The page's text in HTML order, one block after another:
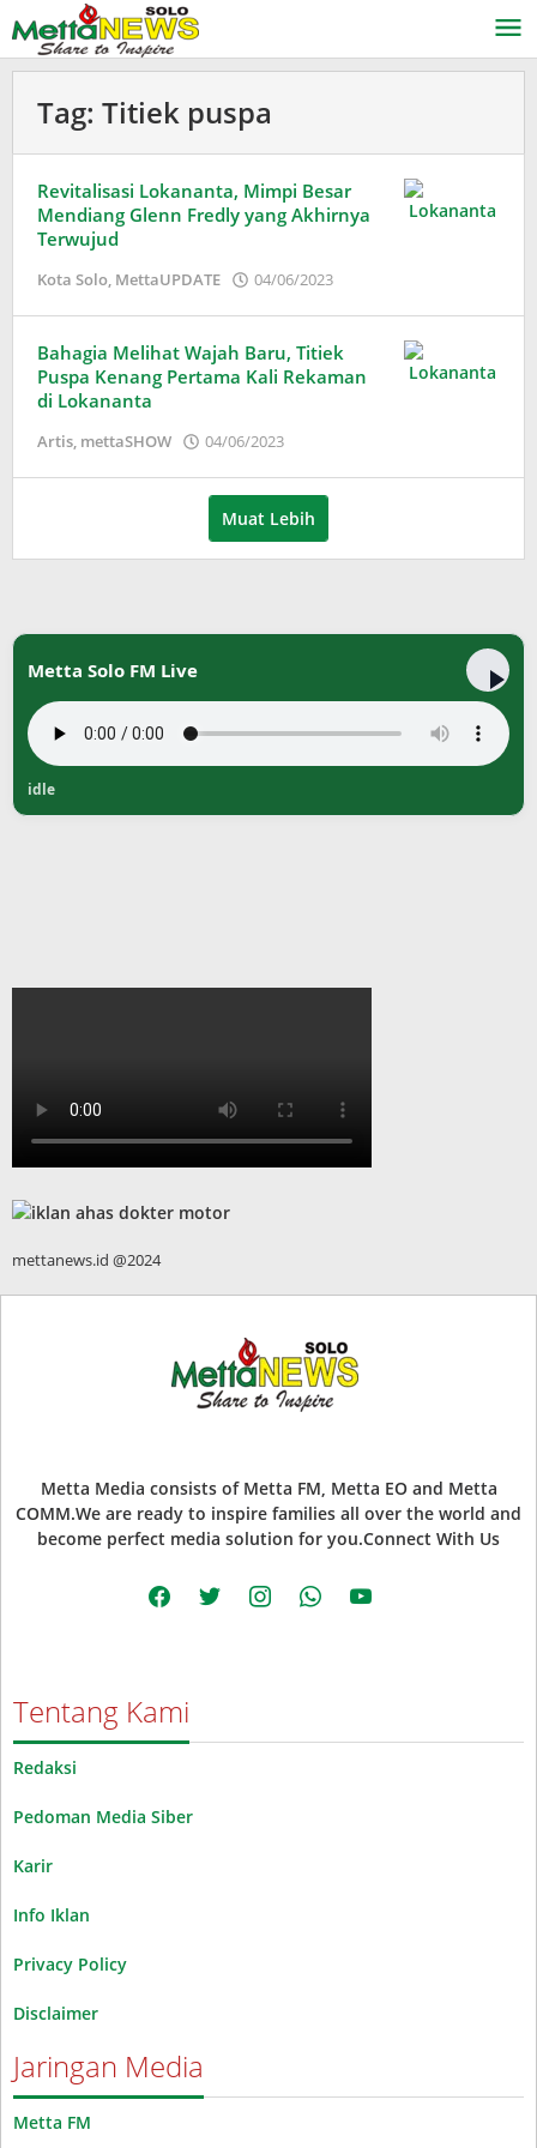
ke
konten
Tag: Titiek puspa
Revitalisasi Lokananta, Mimpi Besar
Mendiang Glenn Fredly yang Akhirnya
Terwujud
Kota Solo, MettaUPDATE 04/06/2023
Wardani
Bahagia Melihat Wajah Baru, Titiek
Puspa Kenang Pertama Kali Rekaman
di Lokananta
Artis, mettaSHOW 04/06/2023
Wardani
Muat Lebih
Metta Solo FM Live
idle
mettanews.id @2024
Metta Media consists of Metta FM, Metta EO and Metta
COMM.We are ready to inspire families all over the world and
become perfect media solution for you.Connect With Us
facebooktwitter instagramwhatsappyoutube
Tentang Kami
Redaksi
Pedoman Media Siber
Karir
Info Iklan
Privacy Policy
Disclaimer
Jaringan Media
Metta FM